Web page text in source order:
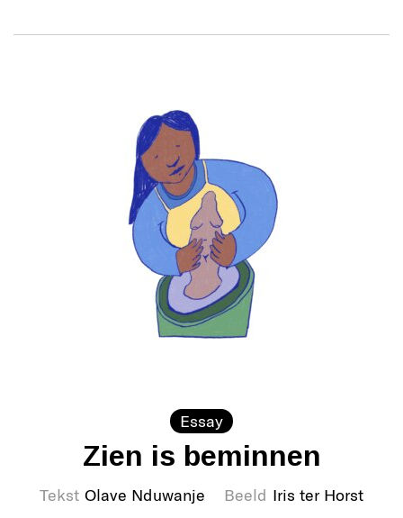
Essay
Zien is beminnen
Tekst Olave Nduwanje Beeld Iris ter Horst